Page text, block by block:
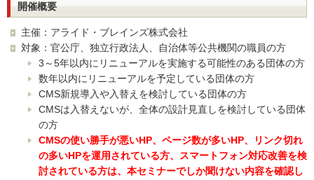
開催概要
主催：アライド・ブレインズ株式会社
対象：官公庁、独立行政法人、自治体等公共機関の職員の方
3～5年以内にリニューアルを実施する可能性のある団体の方
数年以内にリニューアルを予定している団体の方
CMS新規導入や入替えを検討している団体の方
CMSは入替えないが、全体の設計見直しを検討している団体
の方
CMSの使い勝手が悪いHP、ページ数が多いHP、リンク切れ
の多いHPを運用されている方、スマートフォン対応改善を検
討されている方は、本セミナーでしか聞けない内容を確認し